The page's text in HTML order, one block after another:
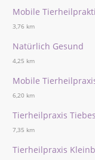
Mobile
3,76 km
Natürlich Gesund
4,25 km
Mobile
6,20 km
Tierheilpraxis
7,35 km
Tierheilpraxis